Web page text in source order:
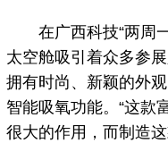
在广西科技“两周一
太空舱吸引着众多参
拥有时尚、新颖的外
智能吸氧功能。“这款
很大的作用，而制造